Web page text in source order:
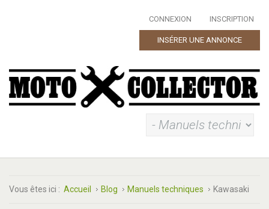
CONNEXION INSCRIPTION
INSÉRER UNE ANNONCE
Vous êtes ici : Accueil Blog Manuels techniques Kawasaki